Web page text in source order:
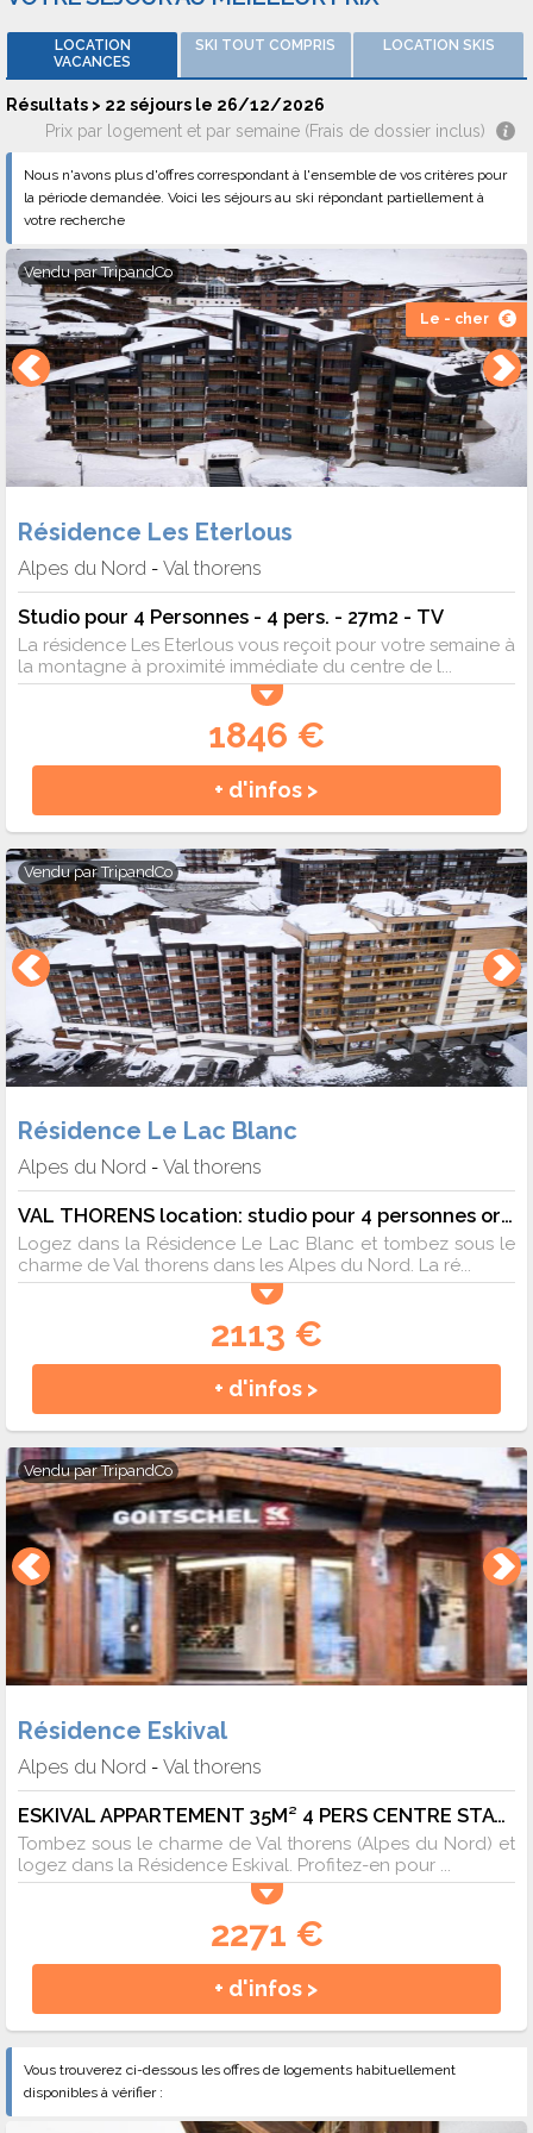
Avis et notations
Les logements sont notés en moyenne 8/10 par 174 avis
différents sur 3 sites d'avis.
LOCATION
VACANCES
SKI TOUT COMPRIS LOCATION SKIS
Résultats > 22 séjours le 26/12/2026
Prix par logement et par semaine (Frais de dossier inclus)
Nous n'avons plus d'offres correspondant à l'ensemble de vos critères pour
la période demandée. Voici les séjours au ski répondant partiellement à
votre recherche
Le - cher
Vendu parTripandCo
Résidence Les Eterlous
Alpes du Nord - Val thorens
Studio pour 4 Personnes - 4 pers. - 27m2 - TV
La résidence Les Eterlous vous reçoit pour votre semaine à
la montagne à proximité immédiate du centre de l...
1846 €
+ d'infos >
Vendu parTripandCo
Résidence Le Lac Blanc
Alpes du Nord - Val thorens
VAL THORENS location: studio pour 4 personnes oriénté sud ouest résidence Lac Blanc - 4 pers. - 25m2 - TV
Logez dans la Résidence Le Lac Blanc et tombez sous le
charme de Val thorens dans les Alpes du Nord. La ré...
2113 €
+ d'infos >
Vendu parTripandCo
Résidence Eskival
Alpes du Nord - Val thorens
ESKIVAL APPARTEMENT 35M² 4 PERS CENTRE STATION ACCES DIRECT SUR LES PISTES - 4 pers. - 30m2 - TV
Tombez sous le charme de Val thorens (Alpes du Nord) et
logez dans la Résidence Eskival. Profitez-en pour ...
2271 €
+ d'infos >
Vous trouverez ci-dessous les offres de logements habituellement
disponibles à vérifier :